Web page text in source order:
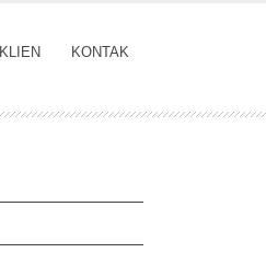
KLIEN KONTAK